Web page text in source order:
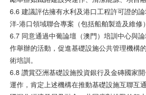
6.6 建議評估擁有水利及港口工程許可證的
洋-港口領域聯合專案（包括船舶製造及維修
6.7 同意通過中葡論壇（澳門）培訓中心與
作舉辦的活動，促進基礎設施公共管理機構
術培訓。
6.8 讚賞亞洲基礎設施投資銀行及金磚國家
運作，肯定上述機構在推動基礎設施互聯互